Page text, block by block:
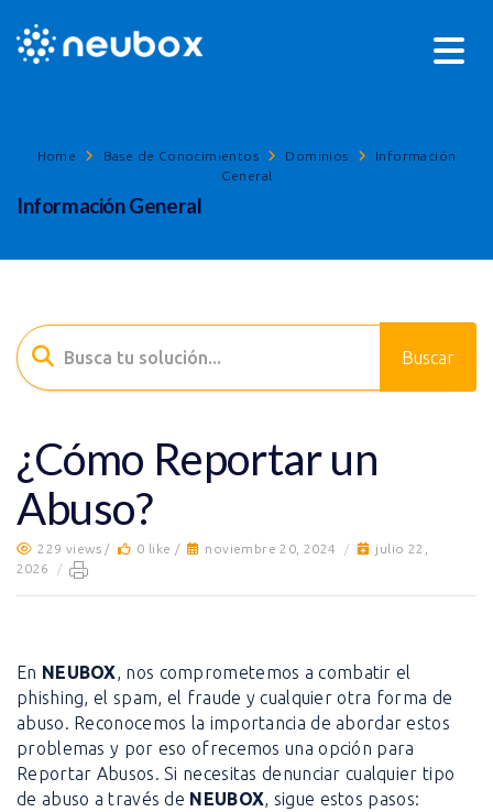
Home Base de Conocimientos Dominios
Información
General
Información General
¿Cómo Reportar un
Abuso?
229 views / 0 like / noviembre 20, 2024 /
julio 22,
2026
/
En NEUBOX, nos comprometemos a combatir el
phishing, el spam, el fraude y cualquier otra forma de
abuso. Reconocemos la importancia de abordar estos
problemas y por eso ofrecemos una opción para
Reportar Abusos. Si necesitas denunciar cualquier tipo
de abuso a través de NEUBOX, sigue estos pasos: